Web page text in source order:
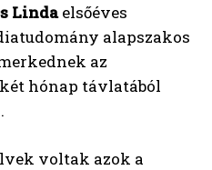
Lindaelsőéves
alapszakos
az
hónap távlatából
voltak azok a